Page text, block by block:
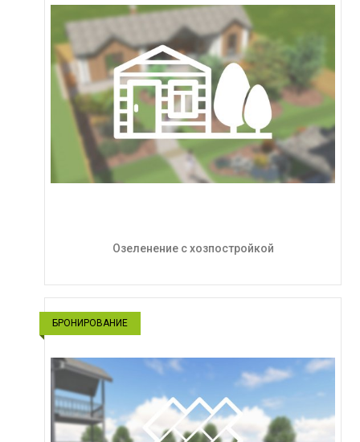
Озеленение с хозпостройкой
БРОНИРОВАНИЕ